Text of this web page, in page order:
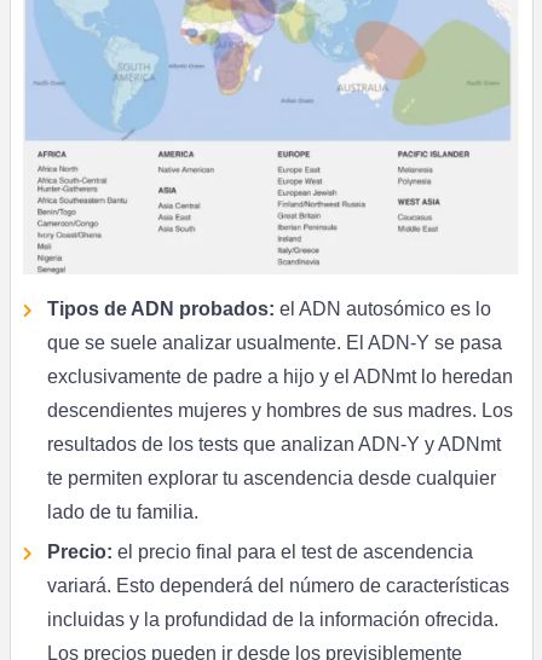
Tipos de ADN probados: el ADN autosómico es lo
que se suele analizar usualmente. El ADN-Y se pasa
exclusivamente de padre a hijo y el ADNmt lo heredan
descendientes mujeres y hombres de sus madres. Los
resultados de los tests que analizan ADN-Y y ADNmt
te permiten explorar tu ascendencia desde cualquier
lado de tu familia.
Precio: el precio final para el test de ascendencia
variará. Esto dependerá del número de características
incluidas y la profundidad de la información ofrecida.
Los precios pueden ir desde los previsiblemente